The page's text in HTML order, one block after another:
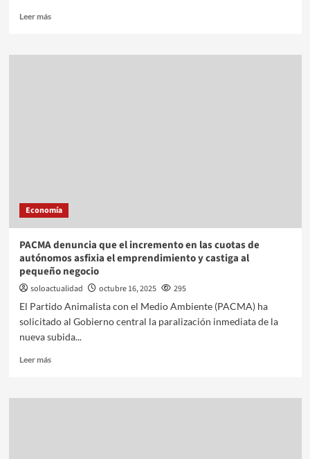
Leer más
Economía
PACMA denuncia que el incremento en las cuotas de
autónomos asfixia el emprendimiento y castiga al
pequeño negocio
soloactualidad octubre 16, 2025
295
El Partido Animalista con el Medio Ambiente (PACMA) ha
solicitado al Gobierno central la paralización inmediata de la
nueva subida...
Leer más